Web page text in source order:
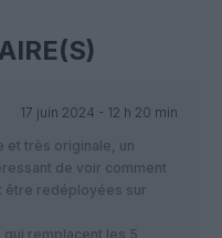
17 juin 2024 - 12 h 20 min
et très originale, un
de voir comment
être redéployées sur
remplacent les 5